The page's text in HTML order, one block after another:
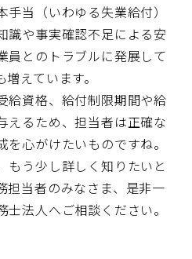
当（いわゆる失業給付）
識や事実確認不足による安
員とのトラブルに発展して
えています。
給資格、給付制限期間や給
えるため、担当者は正確な
心がけたいものですね。
もう少し詳しく知りたいと
担当者のみなさま、是非一
法人へご相談ください。